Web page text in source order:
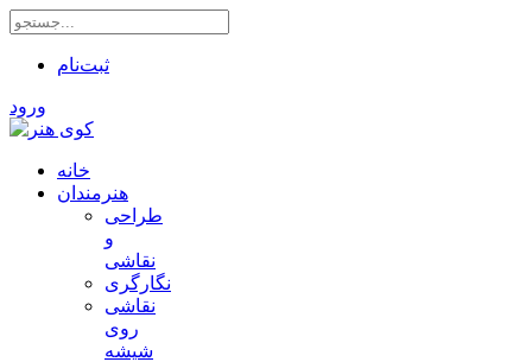
ثبت‌نام
ورود
خانه
هنرمندان
طراحی
و
نقاشی
نگارگری
نقاشی
روی
شیشه